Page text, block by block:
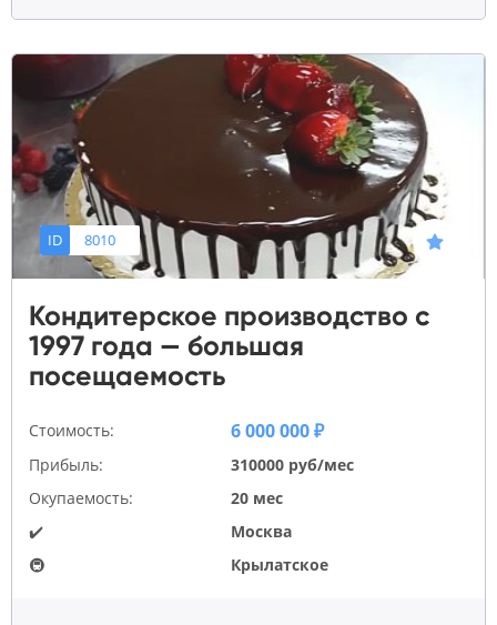
ID 8010
Кондитерское производство с
1997 года — большая
посещаемость
Стоимость: 6 000 000 ₽
Прибыль:
310000 руб/мес
Окупаемость:
20 мес
✔️
Москва
🚇
Крылатское